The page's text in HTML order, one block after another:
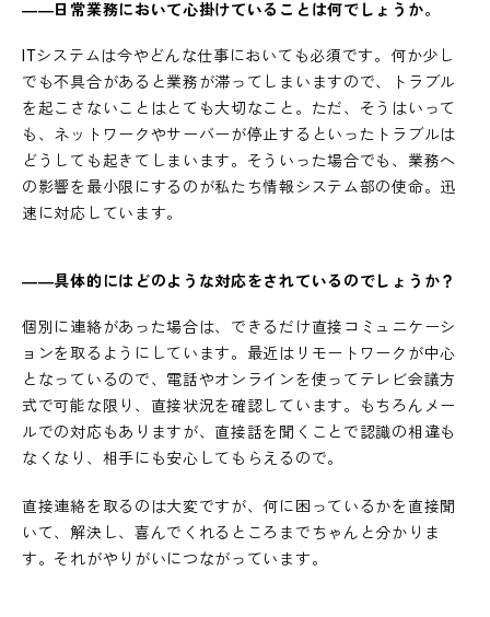
――日常業務において心掛けていることは何でしょうか。
ITシステムは今やどんな仕事においても必須です。何か少し
でも不具合があると業務が滞ってしまいますので、トラブル
を起こさないことはとても大切なこと。ただ、そうはいって
も、ネットワークやサーバーが停止するといったトラブルは
どうしても起きてしまいます。そういった場合でも、業務へ
の影響を最小限にするのが私たち情報システム部の使命。迅
速に対応しています。
――具体的にはどのような対応をされているのでしょうか？
個別に連絡があった場合は、できるだけ直接コミュニケーシ
ョンを取るようにしています。最近はリモートワークが中心
となっているので、電話やオンラインを使ってテレビ会議方
式で可能な限り、直接状況を確認しています。もちろんメー
ルでの対応もありますが、直接話を聞くことで認識の相違も
なくなり、相手にも安心してもらえるので。
直接連絡を取るのは大変ですが、何に困っているかを直接聞
いて、解決し、喜んでくれるところまでちゃんと分かりま
す。それがやりがいにつながっています。